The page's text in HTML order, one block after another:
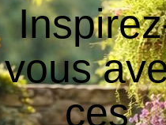
vous
ces